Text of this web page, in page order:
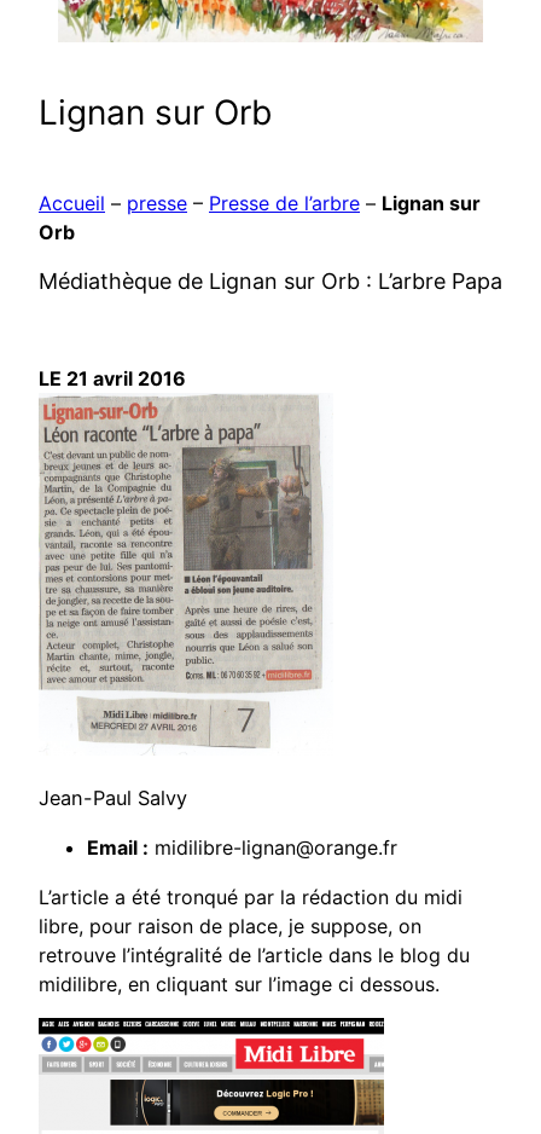
Lignan sur Orb
Accueil – presse – Presse de l’arbre – Lignan sur
Orb
Médiathèque de Lignan sur Orb : L’arbre Papa
LE 21 avril 2016
Jean-Paul Salvy
Email : midilibre-lignan@orange.fr
L’article a été tronqué par la rédaction du midi
libre, pour raison de place, je suppose, on
retrouve l’intégralité de l’article dans le blog du
midilibre, en cliquant sur l’image ci dessous.